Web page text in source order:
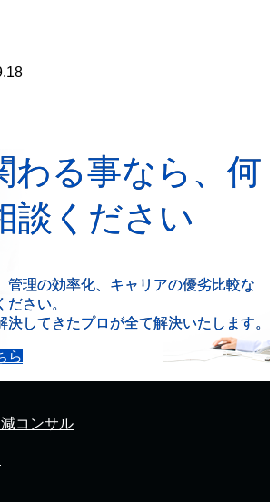
わる事なら、何
談ください
管理の効率化、キャリアの優劣比較な
さい。
決してきたプロが全て解決いたします。
ら
コンサル